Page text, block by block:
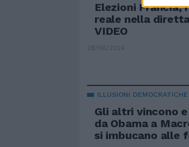
Elezioni
reale nella
VIDEO
28/06/2024
ILLUSIONI DEMOCRATICHE
Gli altri vincono
da Obama a
si imbucano alle